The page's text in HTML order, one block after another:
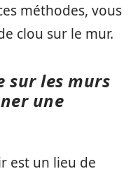
méthodes, vous
clou sur le mur.
sur les murs
une
est un lieu de